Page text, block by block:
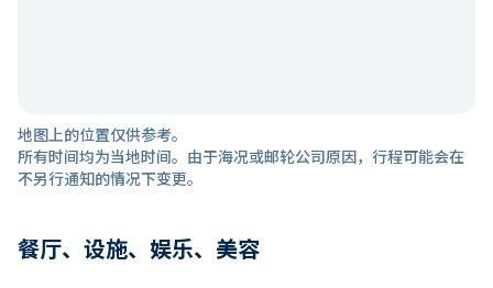
地图上的位置仅供参考。
所有时间均为当地时间。由于海况或邮轮公司原因，行程可能会在
不另行通知的情况下变更。
餐厅、设施、娱乐、美容